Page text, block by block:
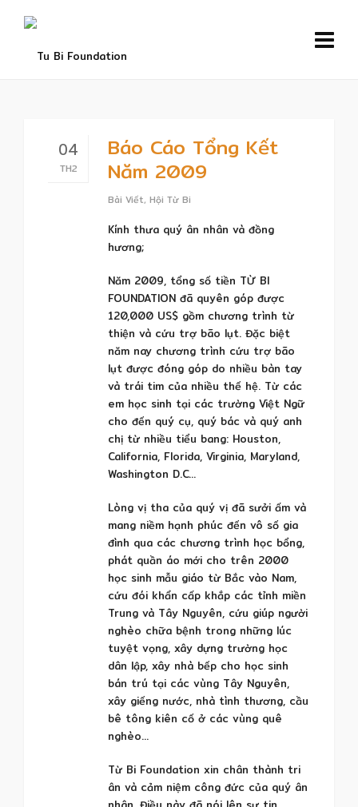
04
TH2
Báo Cáo Tổng Kết
Năm 2009
Bài Viết, Hội Từ Bi
Kính thưa quý ân nhân và đồng
hương;
Năm 2009, tổng số tiền TỪ BI
FOUNDATION đã quyên góp được
120,000 US$ gồm chương trình từ
thiện và cứu trợ bão lụt. Đặc biệt
năm nay chương trình cứu trợ bão
lụt được đóng góp do nhiều bàn tay
và trái tim của nhiều thế hệ. Từ các
em học sinh tại các trường Việt Ngữ
cho đến quý cụ, quý bác và quý anh
chị từ nhiều tiểu bang: Houston,
California, Florida, Virginia, Maryland,
Washington D.C…
Lòng vị tha của quý vị đã sưởi ấm và
mang niềm hạnh phúc đến vô số gia
đình qua các chương trình học bổng,
phát quần áo mới cho trên 2000
học sinh mẫu giáo từ Bắc vào Nam,
cứu đói khẩn cấp khắp các tỉnh miền
Trung và Tây Nguyên, cứu giúp người
nghèo chữa bệnh trong những lúc
tuyệt vọng, xây dựng trường học
dân lập, xây nhà bếp cho học sinh
bán trú tại các vùng Tây Nguyên,
xây giếng nước, nhà tình thương, cầu
bê tông kiên cố ở các vùng quê
nghèo…
Từ Bi Foundation xin chân thành tri
ân và cảm niệm công đức của quý ân